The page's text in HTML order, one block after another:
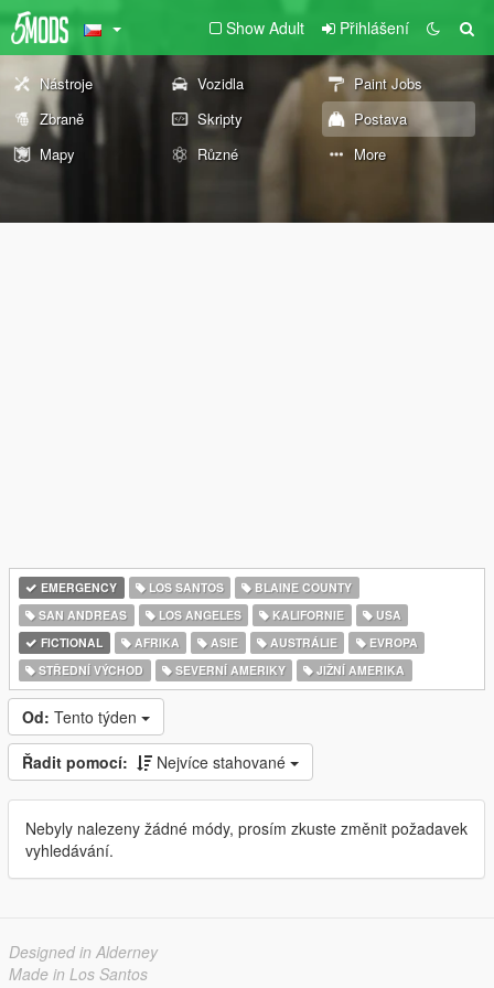
Show Adult Přihlášení
Nástroje Vozidla
Paint Jobs
Zbraně
Skripty
Postava
Mapy
Různé More
EMERGENCY LOS SANTOS
BLAINE COUNTY
SAN ANDREAS
LOS ANGELES KALIFORNIE
USA
FICTIONAL
AFRIKA ASIE AUSTRÁLIE
EVROPA
STŘEDNÍ VÝCHOD
SEVERNÍ AMERIKY JIŽNÍ AMERIKA
Od: Tento týden
Řadit pomocí: Nejvíce stahované
Nebyly nalezeny žádné módy, prosím zkuste změnit požadavek
vyhledávání.
Designed in Alderney
Made in Los Santos